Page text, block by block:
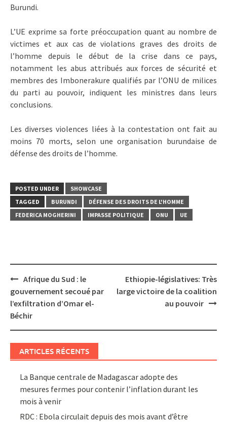
Burundi.
L’UE exprime sa forte préoccupation quant au nombre de
victimes et aux cas de violations graves des droits de
l’homme depuis le début de la crise dans ce pays,
notamment les abus attribués aux forces de sécurité et
membres des Imbonerakure qualifiés par l’ONU de milices
du parti au pouvoir, indiquent les ministres dans leurs
conclusions.
Les diverses violences liées à la contestation ont fait au
moins 70 morts, selon une organisation burundaise de
défense des droits de l’homme.
POSTED UNDER
SHOWCASE
TAGGED
BURUNDI
DÉFENSE DES DROITS DE L'HOMME
FEDERICA MOGHERINI
IMPASSE POLITIQUE ONU UE
Post
navigation
Afrique du Sud : le
gouvernement secoué par
l’exfiltration d’Omar el-
Béchir
Ethiopie-législatives: Très
large victoire de la coalition
au pouvoir
ARTICLES RÉCENTS
La Banque centrale de Madagascar adopte des
mesures fermes pour contenir l’inflation durant les
mois à venir
RDC : Ebola circulait depuis des mois avant d’être